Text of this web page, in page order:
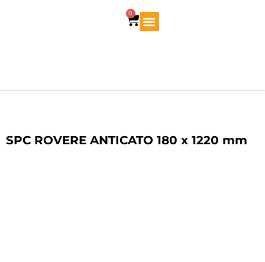
0
SPC ROVERE ANTICATO 180 x 1220 mm